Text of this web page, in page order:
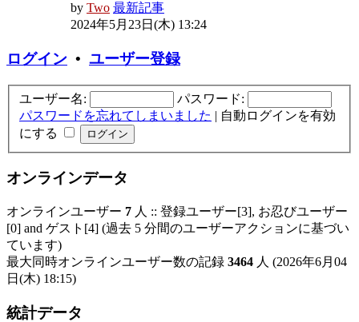
by Two 最新記事
2024年5月23日(木) 13:24
ログイン • ユーザー登録
ユーザー名:
パスワード:
パスワードを忘れてしまいました | 自動ログインを有効
にする
オンラインデータ
オンラインユーザー 7 人 :: 登録ユーザー[3], お忍びユーザー
[0] and ゲスト[4] (過去 5 分間のユーザーアクションに基づい
ています)
最大同時オンラインユーザー数の記録 3464 人 (2026年6月04
日(木) 18:15)
統計データ